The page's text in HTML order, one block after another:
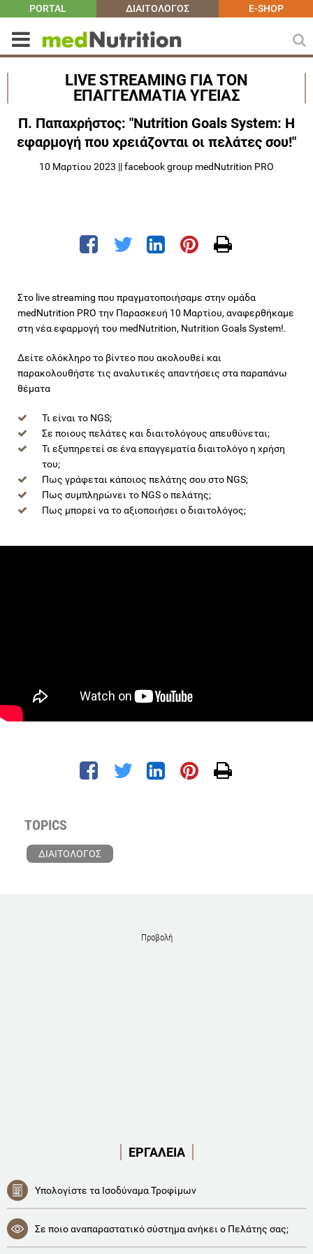
PORTAL ΔΙΑΙΤΟΛΟΓΟΣ E-SHOP
LIVE STREAMING ΓΙΑ ΤΟΝ
ΕΠΑΓΓΕΛΜΑΤΙΑ ΥΓΕΙΑΣ
Π. Παπαχρήστος: "Nutrition Goals System: Η
εφαρμογή που χρειάζονται οι πελάτες σου!"
10 Μαρτίου 2023 || facebook group medNutrition PRO
Στο live streaming που πραγματοποιήσαμε στην ομάδα
medNutrition PRO την Παρασκευή 10 Μαρτίου, αναφερθήκαμε
στη νέα εφαρμογή του medNutrition, Nutrition Goals System!.
Δείτε ολόκληρο το βίντεο που ακολουθεί και
παρακολουθήστε τις αναλυτικές απαντήσεις στα παραπάνω
θέματα
Τι είναι το NGS;
Σε ποιους πελάτες και διαιτολόγους απευθύνεται;
Τι εξυπηρετεί σε ένα επαγγεματία διαιτολόγο η χρήση
του;
Πως γράφεται κάποιος πελάτης σου στο NGS;
Πως συμπληρώνει το NGS ο πελάτης;
Πως μπορεί να το αξιοποιήσει ο διαιτολόγος;
TOPICS
ΔΙΑΙΤΟΛΟΓΟΣ
Προβολή
ΕΡΓΑΛΕΙΑ
Υπολογίστε τα Ισοδύναμα Τροφίμων
Σε ποιο αναπαραστατικό σύστημα ανήκει ο Πελάτης σας;